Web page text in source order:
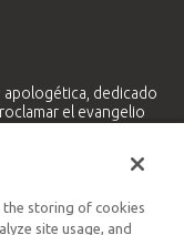
apologética, dedicado
el evangelio
y Latinoamericano
the storing of cookies
site usage, and